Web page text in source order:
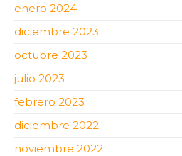
enero 2024
diciembre 2023
octubre 2023
julio 2023
febrero 2023
diciembre 2022
noviembre 2022